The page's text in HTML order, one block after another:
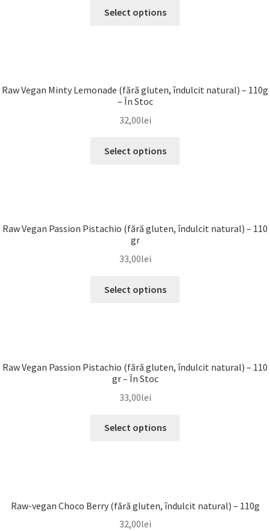
Select options
Raw Vegan Minty Lemonade (fără gluten, îndulcit natural) – 110g
– În Stoc
32,00lei
Select options
Raw Vegan Passion Pistachio (fără gluten, îndulcit natural) – 110
gr
33,00lei
Select options
Raw Vegan Passion Pistachio (fără gluten, îndulcit natural) – 110
gr – În Stoc
33,00lei
Select options
Raw-vegan Choco Berry (fără gluten, îndulcit natural) – 110g
32,00lei